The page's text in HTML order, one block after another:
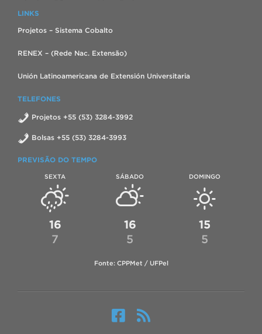
LINKS
Projetos – Sistema Cobalto
RENEX – (Rede Nac. Extensão)
Unión Latinoamericana de Extensión Universitaria
TELEFONES
Projetos +55 (53) 3284-3992
Bolsas +55 (53) 3284-3993
PREVISÃO DO TEMPO
SEXTA
16
7
SÁBADO
16
5
DOMINGO
15
5
Fonte: CPPMet / UFPel